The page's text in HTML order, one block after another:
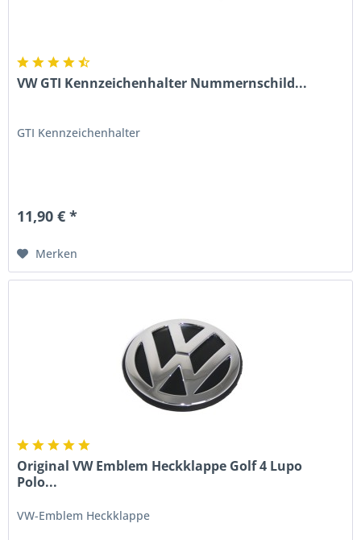
VW GTI Kennzeichenhalter Nummernschild...
GTI Kennzeichenhalter
11,90 € *
Merken
Original VW Emblem Heckklappe Golf 4 Lupo
Polo...
VW-Emblem Heckklappe